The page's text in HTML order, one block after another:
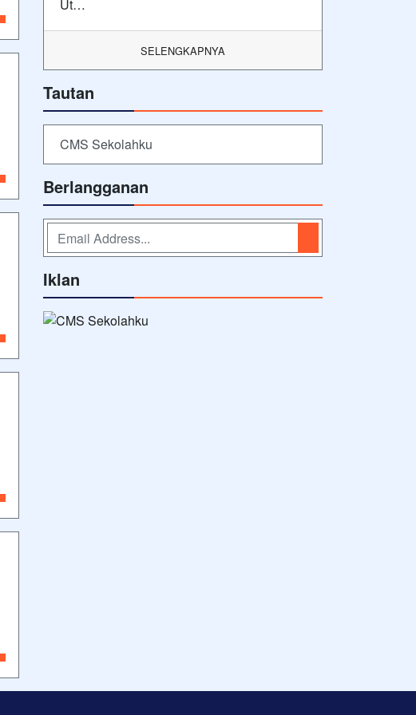
Ut…
SELENGKAPNYA
Tautan
CMS Sekolahku
Berlangganan
Iklan